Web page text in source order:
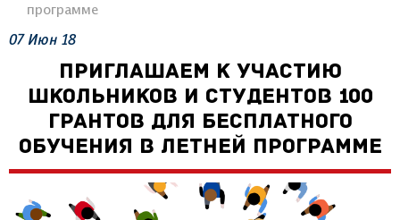
программе
07 Июн 18
ПРИГЛАШАЕМ К УЧАСТИЮ
ШКОЛЬНИКОВ И СТУДЕНТОВ 100
ГРАНТОВ ДЛЯ БЕСПЛАТНОГО
ОБУЧЕНИЯ В ЛЕТНЕЙ ПРОГРАММЕ